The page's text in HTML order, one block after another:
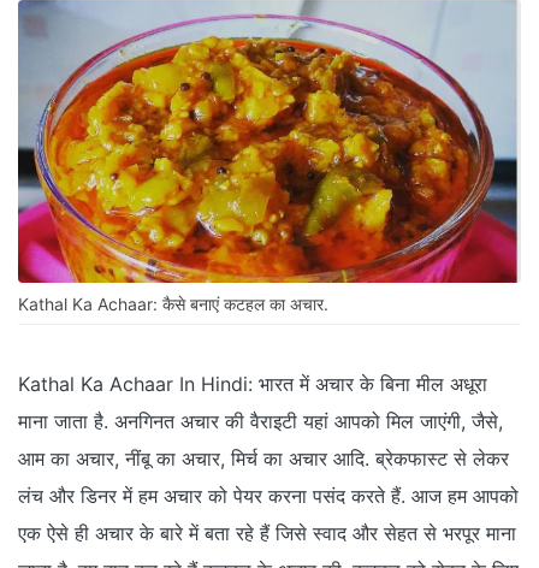
Kathal Ka Achaar: कैसे बनाएं कटहल का अचार.
Kathal Ka Achaar In Hindi: भारत में अचार के बिना मील अधूरा
माना जाता है. अनगिनत अचार की वैराइटी यहां आपको मिल जाएंगी, जैसे,
आम का अचार, नींबू का अचार, मिर्च का अचार आदि. ब्रेकफास्ट से लेकर
लंच और डिनर में हम अचार को पेयर करना पसंद करते हैं. आज हम आपको
एक ऐसे ही अचार के बारे में बता रहे हैं जिसे स्वाद और सेहत से भरपूर माना